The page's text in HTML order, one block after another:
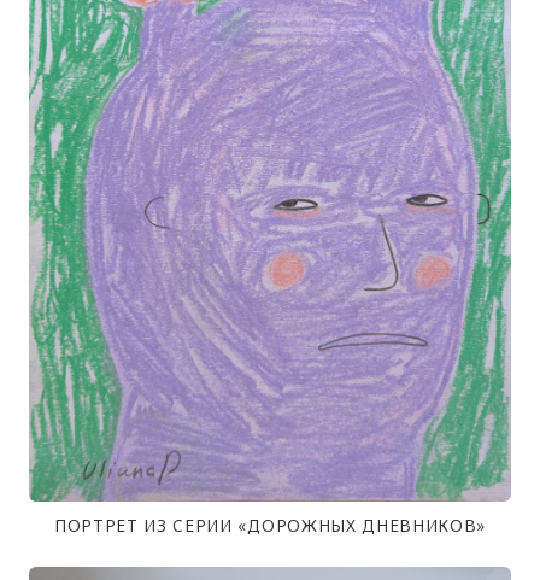
ПОРТРЕТ ИЗ СЕРИИ «ДОРОЖНЫХ ДНЕВНИКОВ»